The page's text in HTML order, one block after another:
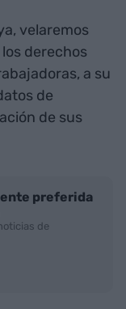
velaremos
derechos
a su
de
de sus
preferida
de